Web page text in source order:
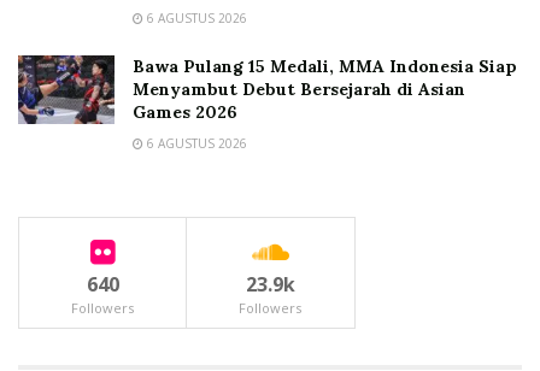
6 AGUSTUS 2026
Bawa Pulang 15 Medali, MMA Indonesia Siap
Menyambut Debut Bersejarah di Asian
Games 2026
6 AGUSTUS 2026
640
Followers
23.9k
Followers